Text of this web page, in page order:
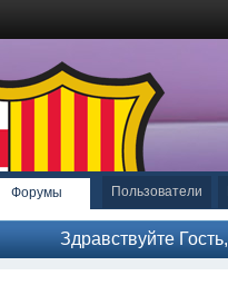
Форумы Пользователи
Здравствуйте